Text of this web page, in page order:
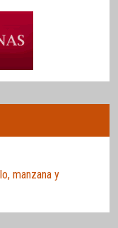
manzana y